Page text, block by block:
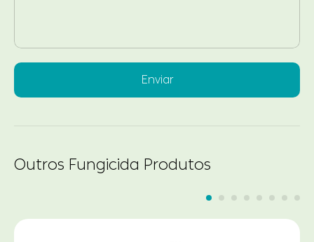
Enviar
Outros Fungicida Produtos